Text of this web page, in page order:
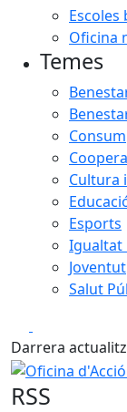
Oficina
Temes
Consum
Cultura
Esports
Igualtat
Joventut
Salut
Darrera
Oficina d'Acció
RSS